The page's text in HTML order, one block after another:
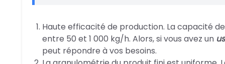
Haute efficacité de production. La capacité
entre 50 et 1 000 kg/h. Alors, si vous avez un
peut répondre à vos besoins.